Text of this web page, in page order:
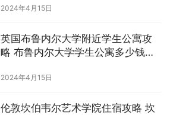
2024年4月15日
英国布鲁内尔大学附近学生公寓攻
略 布鲁内尔大学学生公寓多少钱一
2024年4月15日
伦敦坎伯韦尔艺术学院住宿攻略 坎